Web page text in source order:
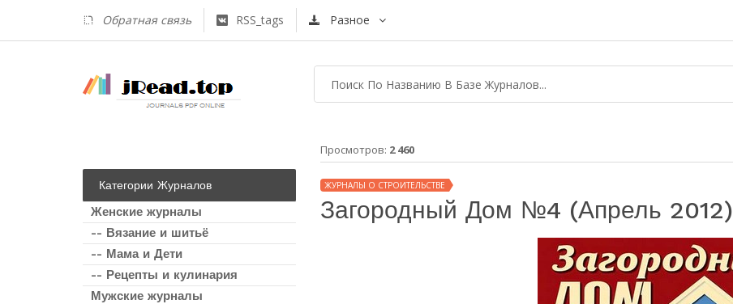
Обратная связь RSS_tags Разное
Категории Журналов
Женские журналы
-- Вязание и шитьё
-- Мама и Дети
-- Рецепты и кулинария
Мужские журналы
Просмотров: 2 460
ЖУРНАЛЫ О СТРОИТЕЛЬСТВЕ
Загородный Дом №4 (апрель 2012)